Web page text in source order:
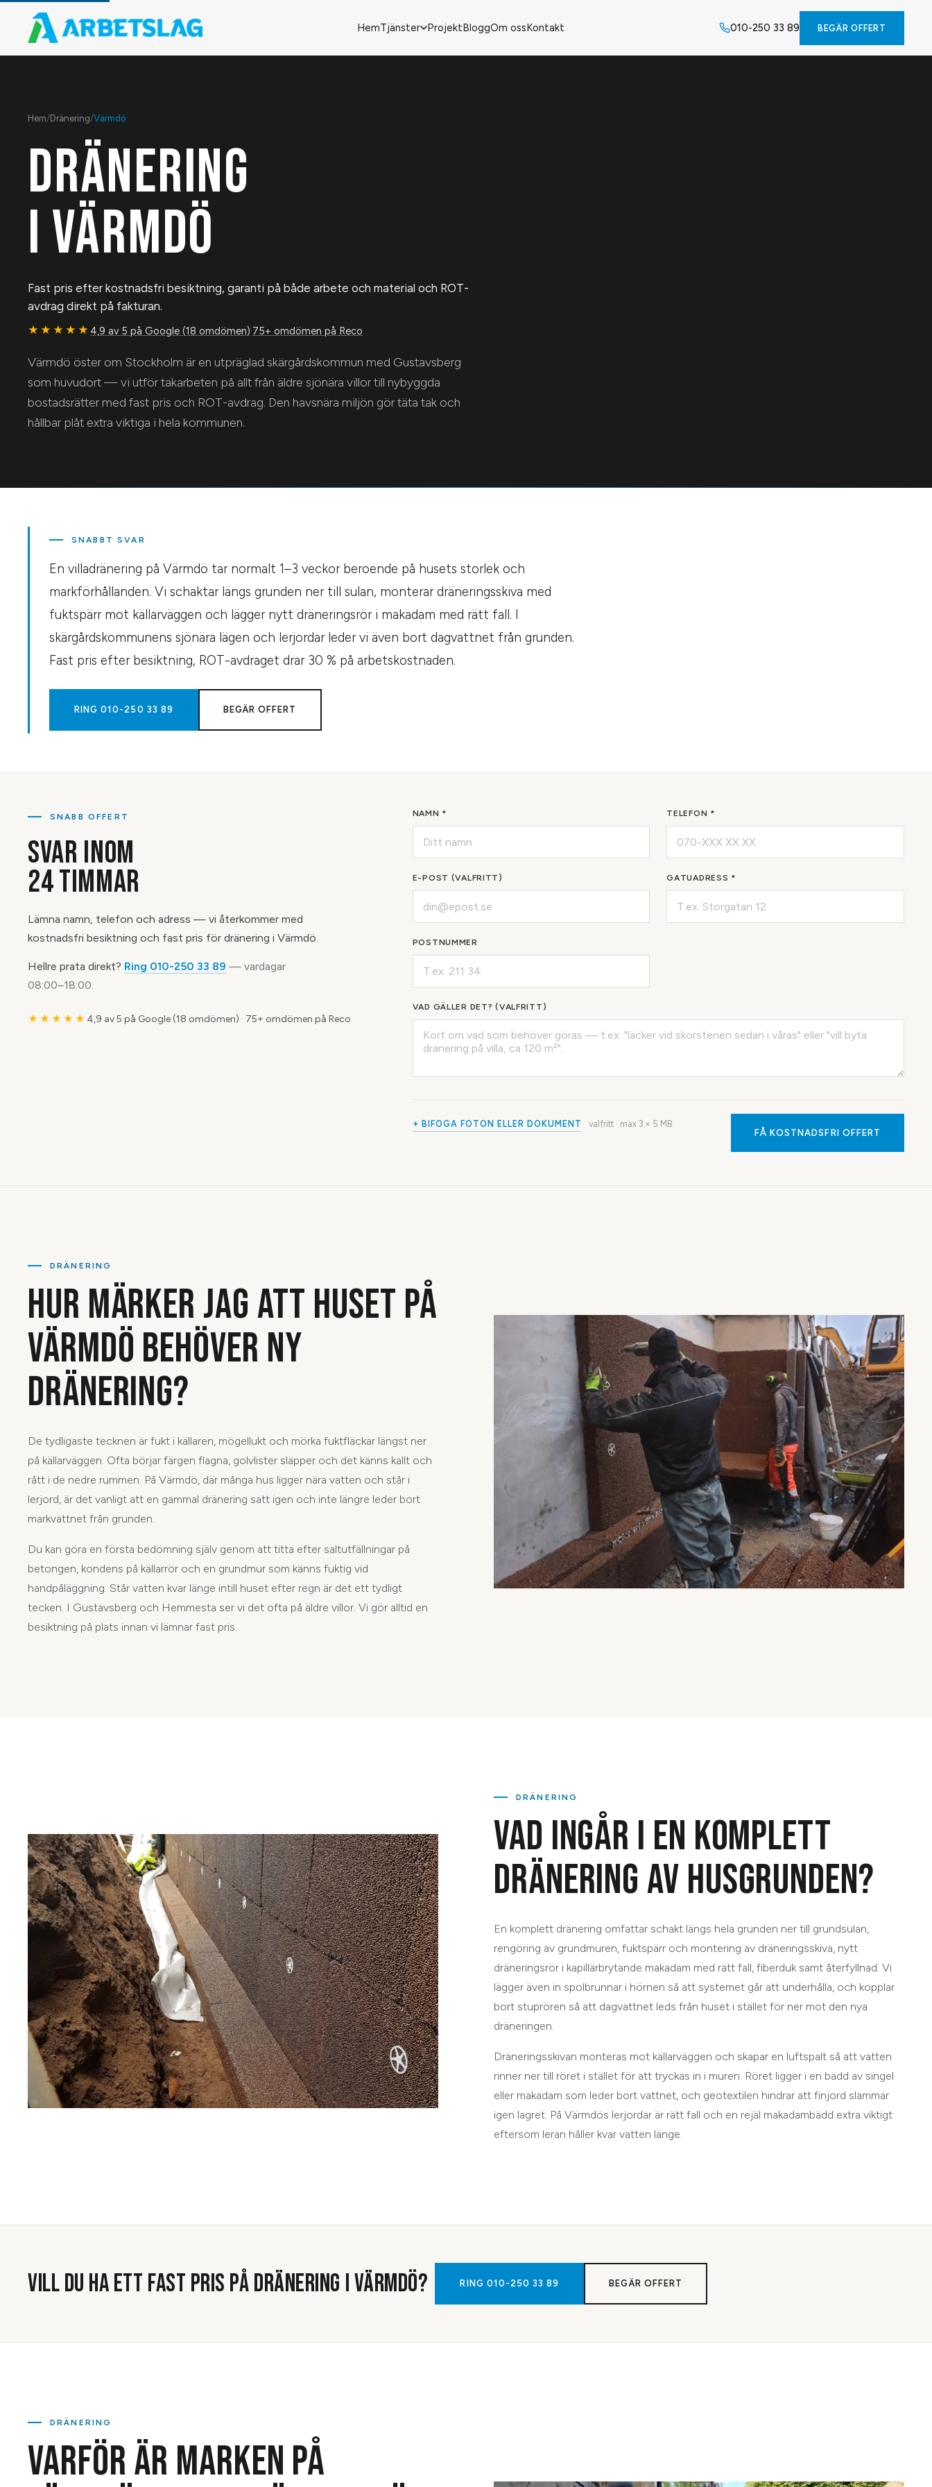
HemTjänster ProjektBloggOm ossKontakt 010-250 33 89 BEGÄR OFFERT
Hem/Dränering/Värmdö
DRÄNERING
I VÄRMDÖ
Fast pris efter kostnadsfri besiktning, garanti på både arbete och material och ROT-
avdrag direkt på fakturan.
★★★★★ 4,9 av 5 på Google (18 omdömen)·75+ omdömen på Reco
Värmdö öster om Stockholm är en utpräglad skärgårdskommun med Gustavsberg
som huvudort — vi utför takarbeten på allt från äldre sjönära villor till nybyggda
bostadsrätter med fast pris och ROT-avdrag. Den havsnära miljön gör täta tak och
hållbar plåt extra viktiga i hela kommunen.
SNABBT SVAR
En villadränering på Värmdö tar normalt 1–3 veckor beroende på husets storlek och
markförhållanden. Vi schaktar längs grunden ner till sulan, monterar dräneringsskiva med
fuktspärr mot källarväggen och lägger nytt dräneringsrör i makadam med rätt fall. I
skärgårdskommunens sjönära lägen och lerjordar leder vi även bort dagvattnet från grunden.
Fast pris efter besiktning, ROT-avdraget drar 30 % på arbetskostnaden.
RING010-250 33 89 BEGÄR OFFERT
SNABB OFFERT
SVAR INOM
24 TIMMAR
Lämna namn, telefon och adress — vi återkommer med
kostnadsfri besiktning och fast pris för dränering i Värmdö.
Hellre prata direkt? Ring 010-250 33 89 — vardagar
08:00–18:00.
★★★★★ 4,9 av 5 på Google (18 omdömen) · 75+ omdömen på Reco
NAMN * TELEFON *
E-POST (VALFRITT) GATUADRESS *
POSTNUMMER
VAD GÄLLER DET? (VALFRITT)
+ BIFOGA FOTON ELLER DOKUMENT valfritt · max 3× 5 MB
FÅ KOSTNADSFRI OFFERT
DRÄNERING
HUR MÄRKER JAG ATT HUSET PÅ
VÄRMDÖ BEHÖVER NY
DRÄNERING?
De tydligaste tecknen är fukt i källaren, mögellukt och mörka fuktfläckar längst ner
på källarväggen. Ofta börjar färgen flagna, golvlister släpper och det känns kallt och
rått i de nedre rummen. På Värmdö, där många hus ligger nära vatten och står i
lerjord, är det vanligt att en gammal dränering satt igen och inte längre leder bort
markvattnet från grunden.
Du kan göra en första bedömning själv genom att titta efter saltutfällningar på
betongen, kondens på källarrör och en grundmur som känns fuktig vid
handpåläggning. Står vatten kvar länge intill huset efter regn är det ett tydligt
tecken. I Gustavsberg och Hemmesta ser vi det ofta på äldre villor. Vi gör alltid en
besiktning på plats innan vi lämnar fast pris.
DRÄNERING
VAD INGÅR I EN KOMPLETT
DRÄNERING AV HUSGRUNDEN?
En komplett dränering omfattar schakt längs hela grunden ner till grundsulan,
rengöring av grundmuren, fuktspärr och montering av dräneringsskiva, nytt
dräneringsrör i kapillärbrytande makadam med rätt fall, fiberduk samt återfyllnad. Vi
lägger även in spolbrunnar i hörnen så att systemet går att underhålla, och kopplar
bort stuprören så att dagvattnet leds från huset i stället för ner mot den nya
dräneringen.
Dräneringsskivan monteras mot källarväggen och skapar en luftspalt så att vatten
rinner ner till röret i stället för att tryckas in i muren. Röret ligger i en bädd av singel
eller makadam som leder bort vattnet, och geotextilen hindrar att finjord slammar
igen lagret. På Värmdös lerjordar är rätt fall och en rejäl makadambädd extra viktigt
eftersom leran håller kvar vatten länge.
VILL DU HA ETT FAST PRIS PÅDRÄNERING IVÄRMDÖ? RING 010-250 33 89 BEGÄR OFFERT
DRÄNERING
VARFÖR ÄR MARKEN PÅ